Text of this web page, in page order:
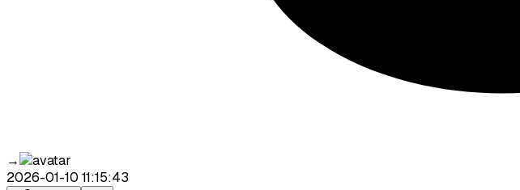
→
2026-01-10 11:15:43